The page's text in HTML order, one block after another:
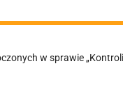
w sprawie